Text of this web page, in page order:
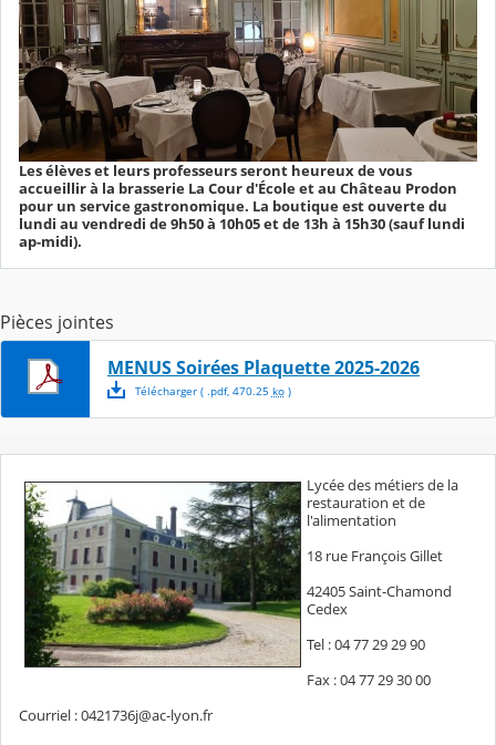
Les élèves et leurs professeurs seront heureux de vous
accueillir à la brasserie La Cour d'École et au Château Prodon
pour un service gastronomique. La boutique est ouverte du
lundi au vendredi de 9h50 à 10h05 et de 13h à 15h30 (sauf lundi
ap-midi).
Pièces jointes
MENUS Soirées Plaquette 2025-2026
Télécharger( .pdf, 470.25 ko)
Lycée des métiers de la
restauration et de
l'alimentation
18 rue François Gillet
42405 Saint-Chamond
Cedex
Tel : 04 77 29 29 90
Fax : 04 77 29 30 00
Courriel : 0421736j@ac-lyon.fr